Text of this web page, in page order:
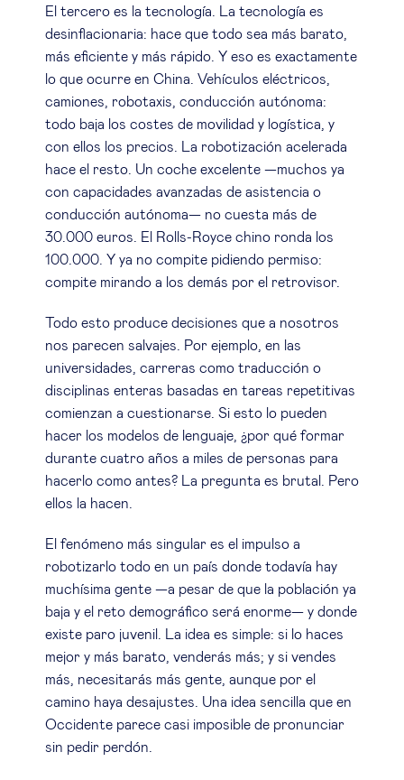
El tercero es la tecnología. La tecnología es
desinflacionaria: hace que todo sea más barato,
más eficiente y más rápido. Y eso es exactamente
lo que ocurre en China. Vehículos eléctricos,
camiones, robotaxis, conducción autónoma:
todo baja los costes de movilidad y logística, y
con ellos los precios. La robotización acelerada
hace el resto. Un coche excelente —muchos ya
con capacidades avanzadas de asistencia o
conducción autónoma— no cuesta más de
30.000 euros. El Rolls-Royce chino ronda los
100.000. Y ya no compite pidiendo permiso:
compite mirando a los demás por el retrovisor.
Todo esto produce decisiones que a nosotros
nos parecen salvajes. Por ejemplo, en las
universidades, carreras como traducción o
disciplinas enteras basadas en tareas repetitivas
comienzan a cuestionarse. Si esto lo pueden
hacer los modelos de lenguaje, ¿por qué formar
durante cuatro años a miles de personas para
hacerlo como antes? La pregunta es brutal. Pero
ellos la hacen.
El fenómeno más singular es el impulso a
robotizarlo todo en un país donde todavía hay
muchísima gente —a pesar de que la población ya
baja y el reto demográfico será enorme— y donde
existe paro juvenil. La idea es simple: si lo haces
mejor y más barato, venderás más; y si vendes
más, necesitarás más gente, aunque por el
camino haya desajustes. Una idea sencilla que en
Occidente parece casi imposible de pronunciar
sin pedir perdón.